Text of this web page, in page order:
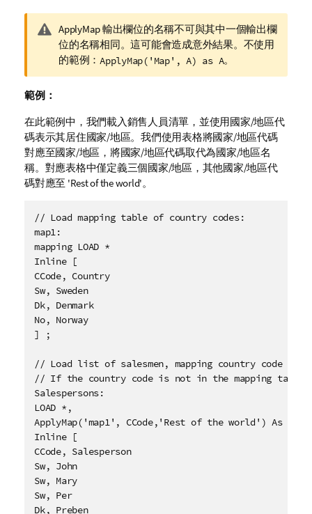
警
告
備
註
ApplyMap 輸出欄位的名稱不可與其中一個輸出欄
位的名稱相同。這可能會造成意外結果。不使用
的範例： ApplyMap('Map', A) as A。
範例：
在此範例中，我們載入銷售人員清單，並使用國家/地區代
碼表示其居住國家/地區。我們使用表格將國家/地區代碼
對應至國家/地區，將國家/地區代碼取代為國家/地區名
稱。對應表格中僅定義三個國家/地區，其他國家/地區代
碼對應至 'Rest of the world'。
// Load mapping table of country codes:
map1:
mapping LOAD *
Inline [
CCode, Country
Sw, Sweden
Dk, Denmark
No, Norway
] ;
// Load list of salesmen, mapping country code to
// If the country code is not in the mapping
Salespersons:
LOAD *,
ApplyMap('map1', CCode,'Rest of the world') As
Inline [
CCode, Salesperson
Sw, John
Sw, Mary
Sw, Per
Dk, Preben